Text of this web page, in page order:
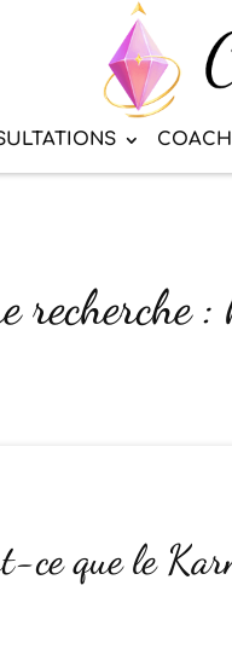
recherche
ce que le